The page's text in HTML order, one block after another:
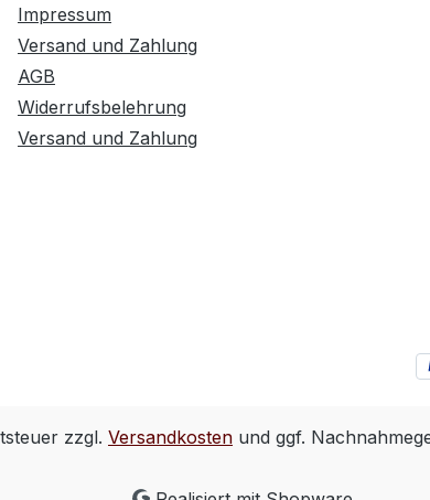
Impressum
Versand und Zahlung
AGB
Widerrufsbelehrung
Versand und Zahlung
zzgl. Versandkosten und ggf.